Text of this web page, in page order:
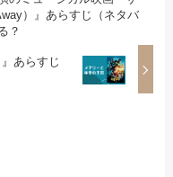
）』あらすじ（ネタバ
？
あらすじ